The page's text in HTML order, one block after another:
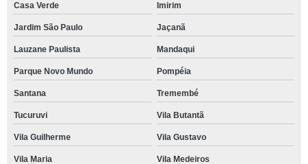
Casa Verde Imirim
Jardim São Paulo Jaçanã
Lauzane Paulista Mandaqui
Parque Novo Mundo Pompéia
Santana Tremembé
Tucuruvi Vila Butantã
Vila Guilherme Vila Gustavo
Vila Maria Vila Medeiros